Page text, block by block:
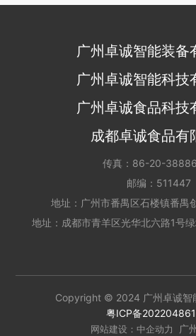
广州卓诚智能装备
广州卓诚智能科技
广州卓诚食品科技
成都卓诚食品有
传真： 86-20-
邮编：511447
地址：广州市番禺区石楼镇番禺
地址：成都市青羊区光华北六路1号
Copyright © 2024 广州卓诚智
粤ICP备
网站建设：中企动力 广